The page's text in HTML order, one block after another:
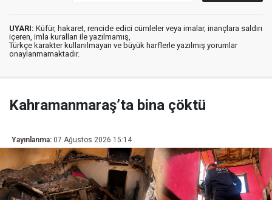
UYARI: Küfür, hakaret, rencide edici cümleler veya imalar, inançlara saldırı
içeren, imla kuralları ile yazılmamış,
Türkçe karakter kullanılmayan ve büyük harflerle yazılmış yorumlar
onaylanmamaktadır.
Kahramanmaraş’ta bina çöktü
Yayınlanma: 07 Ağustos 2026 15:14